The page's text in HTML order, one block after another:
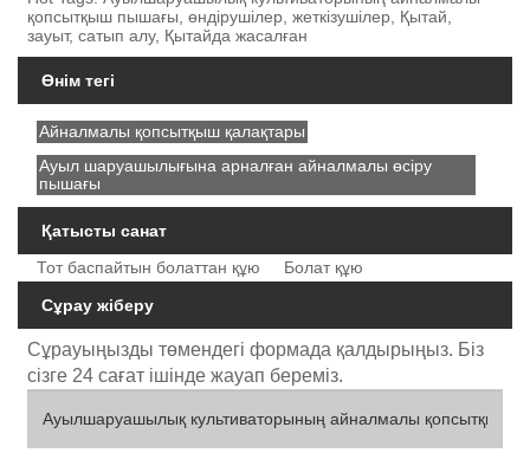
қопсытқыш пышағы, өндірушілер, жеткізушілер, Қытай,
зауыт, сатып алу, Қытайда жасалған
Өнім тегі
Айналмалы қопсытқыш қалақтары
Ауыл шаруашылығына арналған айналмалы өсіру
пышағы
Қатысты санат
Тот баспайтын болаттан құю
Болат құю
Сұрау жіберу
Сұрауыңызды төмендегі формада қалдырыңыз. Біз
сізге 24 сағат ішінде жауап береміз.